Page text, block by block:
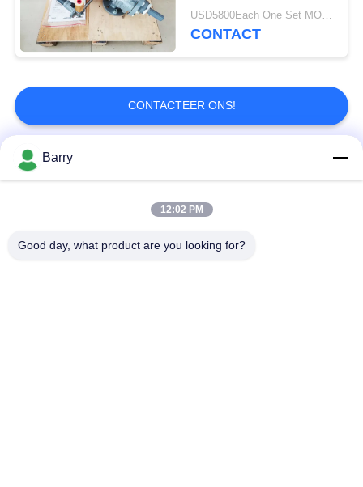
Corrosieve Dienst van
de Milieu'szuurstof
USD5800Each One Set MOQ:2sets
CONTACT
CONTACTEER ONS!
populaire categorieën
Barry
12:02 PM
Good day, what product are you looking for?